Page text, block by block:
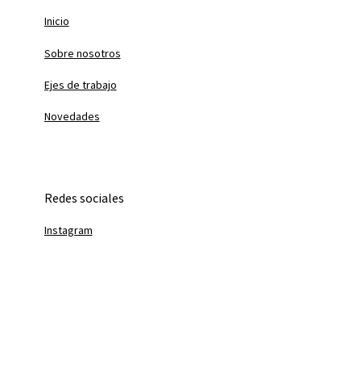
Redes sociales
Instagram
Inicio
Sobre nosotros
Ejes de trabajo
Novedades